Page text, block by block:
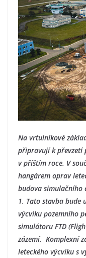
Na vrtulníkové
připravují k převzetí
v příštím roce. V
hangárem oprav
budova
1. Tato stavba bude
výcviku pozemního
simulátoru FTD
zázemí. Komplexní
leteckého výcviku s